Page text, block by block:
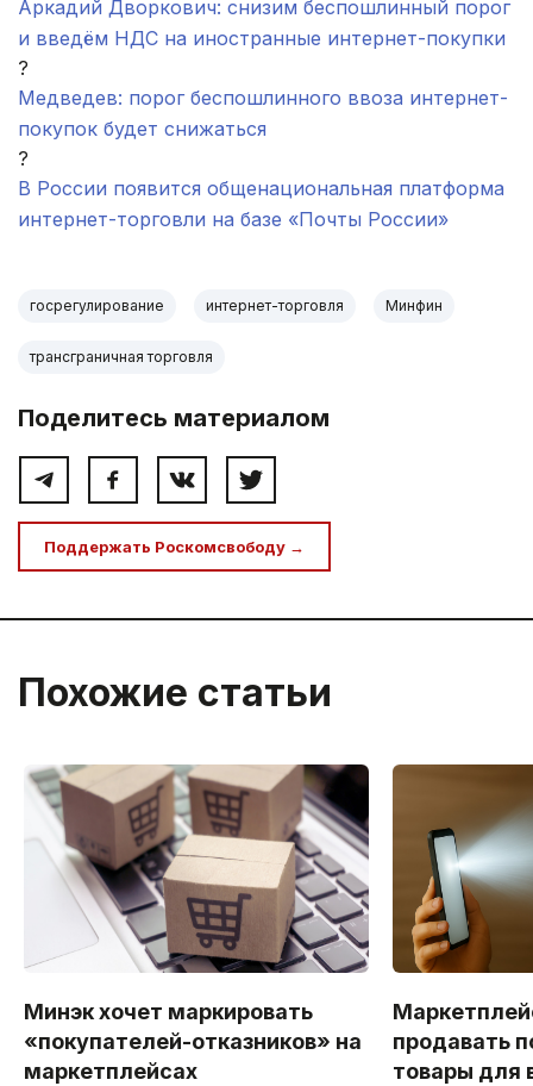
Аркадий Дворкович: снизим беспошлинный порог
и введём НДС на иностранные интернет-покупки
?
Медведев: порог беспошлинного ввоза интернет-
покупок будет снижаться
?
В России появится общенациональная платформа
интернет-торговли на базе «Почты России»
госрегулирование интернет-торговля Минфин
трансграничная торговля
Поделитесь материалом
Поддержать Роскомсвободу →
Похожие статьи
Минэк хочет маркировать
«покупателей-отказников» на
маркетплейсах
продавать
товары для